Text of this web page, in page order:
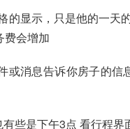
的显示，只是他的一天
会增加
消息告诉你房子的信
些是下午3点 看行程